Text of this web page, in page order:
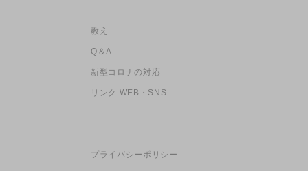
教え
Q＆A
新型コロナの対応
リンク WEB・SNS
プライバシーポリシー